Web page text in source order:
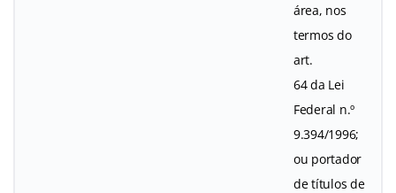
área, nos
termos do
art.
64 da Lei
Federal n.º
9.394/1996;
ou portador
de títulos de